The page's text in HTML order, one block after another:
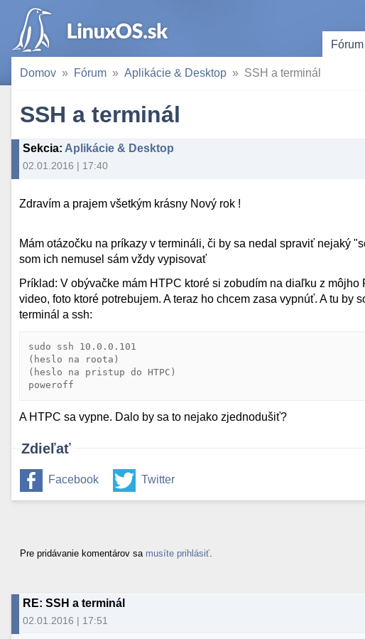
Fórum
Domov Fórum Aplikácie & Desktop SSH a terminál
SSH a terminál
Sekcia: Aplikácie & Desktop
02.01.2016 | 17:40
Zdravím a prajem všetkým krásny Nový rok !
Mám otázočku na príkazy v termináli, či by sa nedal spraviť nejaký
som ich nemusel sám vždy vypisovať
Príklad: V obývačke mám HTPC ktoré si zobudím na diaľku z
video, foto ktoré potrebujem. A teraz ho chcem zasa vypnúť. A tu by
terminál a ssh:
sudo ssh 10.0.0.101
(heslo na roota)
(heslo na pristup do HTPC)
A HTPC sa vypne. Dalo by sa to nejako zjednodušiť?
Zdieľať
Facebook Twitter
Pre pridávanie komentárov sa musíte prihlásiť
RE: SSH a terminál
02.01.2016 | 17:51